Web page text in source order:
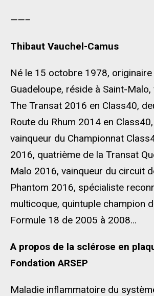
——–
Thibaut Vauchel-Camus
Né le 15 octobre 1978, originaire
Guadeloupe, réside à Saint-
The Transat 2016 en Class40,
Route du Rhum 2014 en
vainqueur du Championnat
2016, quatrième de la Transat
Malo 2016, vainqueur du circuit
Phantom 2016, spécialiste
multicoque, quintuple champion
Formule 18 de 2005 à 2008…
A propos de la sclérose en
Fondation ARSEP
Maladie inflammatoire du